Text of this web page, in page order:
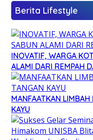
Berita Lifestyle
INOVATIF, WARGA
ALAMI DARI REMPAH
MANFAATKAN
KAYU